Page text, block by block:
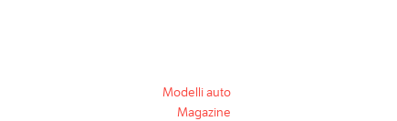
Modelli auto
Magazine